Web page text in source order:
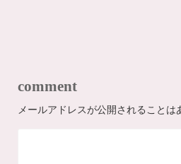
comment
メールアドレスが公開されることは